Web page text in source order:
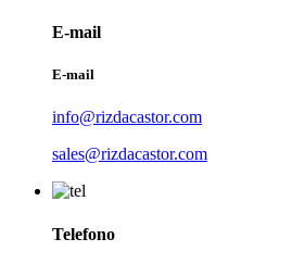
E-mail
E-mail
info@rizdacastor.com
sales@rizdacastor.com
Telefono